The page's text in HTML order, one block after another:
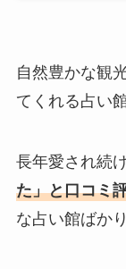
自然豊かな観
てくれる占い
長年愛され続
た」と口コミ
な占い館ばかり